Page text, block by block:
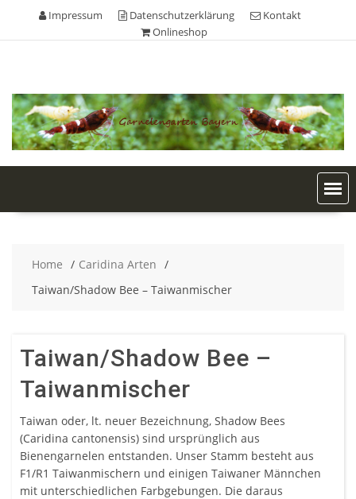
content
Impressum Datenschutzerklärung
Kontakt
Onlineshop
Home
Caridina Arten
Taiwan/Shadow Bee – Taiwanmischer
Taiwan/Shadow Bee –
Taiwanmischer
Taiwan oder, lt. neuer Bezeichnung, Shadow Bees
(Caridina cantonensis) sind ursprünglich aus
Bienengarnelen entstanden. Unser Stamm besteht aus
F1/R1 Taiwanmischern und einigen Taiwaner Männchen
mit unterschiedlichen Farbgebungen. Die daraus